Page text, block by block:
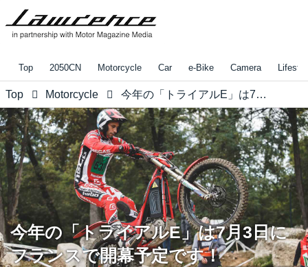
Top 2050CN Motorcycle Car e-Bike Camera
Top Motorcycle 今年の「トライアルE」は7月3日にフランスで開幕予定です！
今年の「トライアルE」は7月3日に
フランスで開幕予定です！